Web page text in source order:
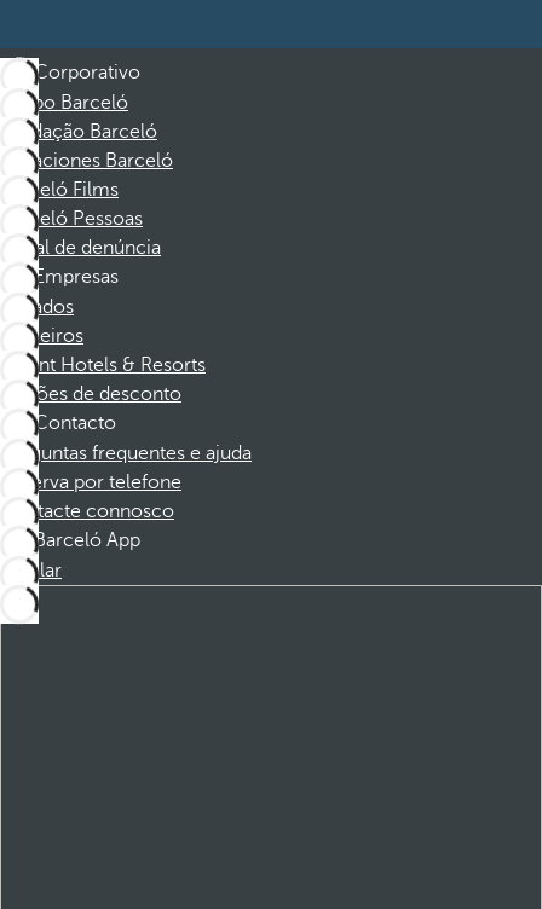
Corporativo
Grupo Barceló
Fundação Barceló
Vacaciones Barceló
Barceló Films
Barceló Pessoas
Canal de denúncia
Empresas
Afiliados
Parceiros
Dorint Hotels & Resorts
Cupões de desconto
Contacto
Perguntas frequentes e ajuda
Reserva por telefone
Contacte connosco
Barceló App
Instalar